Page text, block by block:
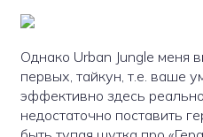
Однако Urban Jungle меня
первых, тайкун, т.е. ваше
эффективно здесь
недостаточно поставить